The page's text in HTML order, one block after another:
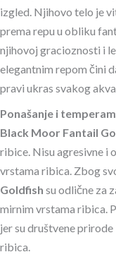
izgled. Njihovo telo je
prema repu u obliku
njihovoj gracioznosti i
elegantnim repom čini
pravi ukras svakog
Ponašanje i
Black Moor Fantail
ribice. Nisu agresivne i
vrstama ribica. Zbog
Goldfish su odlične za
mirnim vrstama ribica.
jer su društvene prirode
ribica.